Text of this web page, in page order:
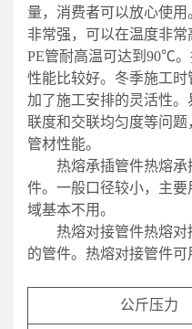
量，消费者可以放心使
非常强，可以在温度非常
PE管耐高温可达到90℃
性能比较好。冬季施工
加了施工安排的灵活性
联度和交联均匀度等问
管材性能。
热熔承插管件热熔
件。一般口径较小，主
域基本不用。
热熔对接管件热熔
的管件。热熔对接管件可
公斤压力